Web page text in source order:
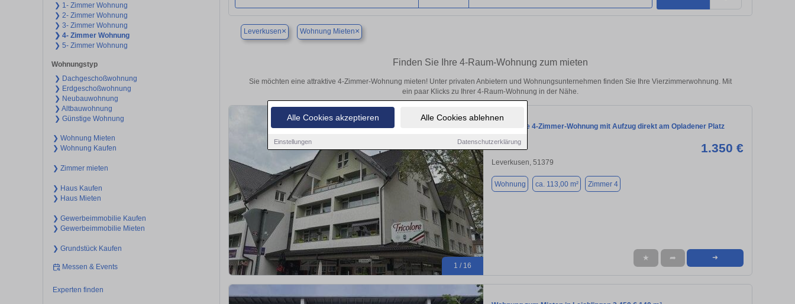
Alle Cookies akzeptieren Alle Cookies ablehnen
Einstellungen Datenschutzerklärung
❯ 1- Zimmer Wohnung
❯ 2- Zimmer Wohnung
❯ 3- Zimmer Wohnung
❯ 4- Zimmer Wohnung
❯ 5- Zimmer Wohnung
Wohnungstyp
❯ Dachgeschoßwohnung
❯ Erdgeschoßwohnung
❯ Neubauwohnung
❯ Altbauwohnung
❯ Günstige Wohnung
❯ Wohnung Mieten
❯ Wohnung Kaufen
❯ Zimmer mieten
❯ Haus Kaufen
❯ Haus Mieten
❯ Gewerbeimmobilie Kaufen
❯ Gewerbeimmobilie Mieten
❯ Grundstück Kaufen
Messen & Events
Experten finden
Leverkusen× Wohnung Mieten×
Finden Sie Ihre 4-Raum-Wohnung zum mieten
Sie möchten eine attraktive 4-Zimmer-Wohnung mieten! Unter privaten Anbietern und Wohnungsunternehmen finden Sie Ihre Vierzimmerwohnung. Mit
ein paar Klicks zu Ihrer 4-Raum-Wohnung in der Nähe.
1 / 16
Großzügige 4-Zimmer-Wohnung mit Aufzug direkt am Opladener Platz
1.350 €
Leverkusen, 51379
Wohnung ca. 113,00 m² Zimmer 4
★ ➦ ➜